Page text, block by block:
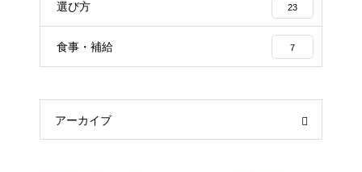
選び方 23
食事・補給 7
アーカイブ